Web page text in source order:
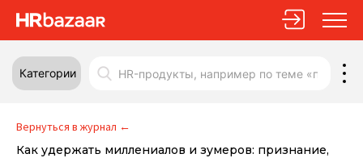
Категории
Вернуться в журнал ←
Как удержать миллениалов и зумеров: признание,